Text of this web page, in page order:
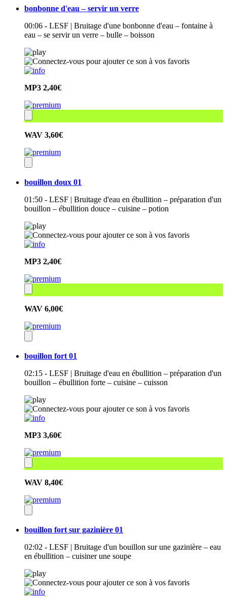
bonbonne d'eau – servir un verre
00:06 - LESF | Bruitage d'une bonbonne d'eau – fontaine à
eau – se servir un verre – bulle – boisson
MP3 2,40€
WAV 3,60€
bouillon doux 01
01:50 - LESF | Bruitage d'eau en ébullition – préparation d'un
bouillon – ébullition douce – cuisine – potion
MP3 2,40€
WAV 6,00€
bouillon fort 01
02:15 - LESF | Bruitage d'eau en ébullition – préparation d'un
bouillon – ébullition forte – cuisine – cuisson
MP3 3,60€
WAV 8,40€
bouillon fort sur gazinière 01
02:02 - LESF | Bruitage d'un bouillon sur une gazinière – eau
en ébullition – cuisiner une soupe